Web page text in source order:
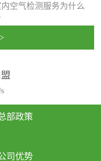
内空气检测服务为什么
家规定的标准检测方
，空气采样量准确，检
果可靠，远胜于其他
测...
部政策
司优势